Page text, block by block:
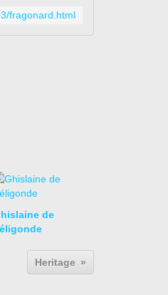
fragonard.html
de
Heritage